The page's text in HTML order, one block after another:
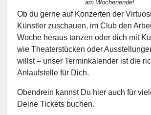
am Wochenende!
Ob du gerne auf Konzerten der
Künstler zuschauen, im Club den
Woche heraus tanzen oder dich mit
wie Theaterstücken oder
willst – unser Terminkalender ist die
Anlaufstelle für Dich.
Obendrein kannst Du hier auch für
Deine Tickets buchen.